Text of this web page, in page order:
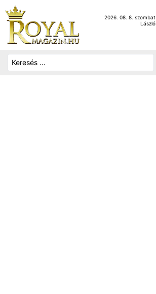
2026. 08. 8. szombat
László